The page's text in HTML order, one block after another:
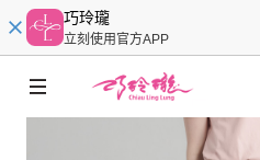
巧玲瓏
立刻使用官方APP